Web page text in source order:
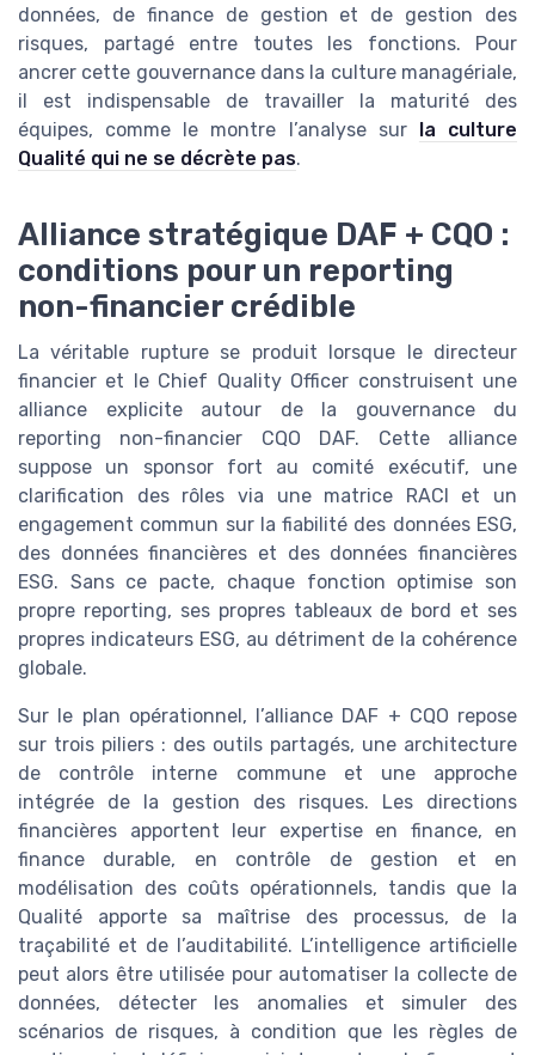
données, de finance de gestion et de gestion des
risques, partagé entre toutes les fonctions. Pour
ancrer cette gouvernance dans la culture managériale,
il est indispensable de travailler la maturité des
équipes, comme le montre l’analyse sur
la culture
Qualité qui ne se décrète pas.
Alliance stratégique DAF + CQO :
conditions pour un reporting
non-financier crédible
La véritable rupture se produit lorsque le directeur
financier et le Chief Quality Officer construisent une
alliance explicite autour de la gouvernance du
reporting non-financier CQO DAF. Cette alliance
suppose un sponsor fort au comité exécutif, une
clarification des rôles via une matrice RACI et un
engagement commun sur la fiabilité des données ESG,
des données financières et des données financières
ESG. Sans ce pacte, chaque fonction optimise son
propre reporting, ses propres tableaux de bord et ses
propres indicateurs ESG, au détriment de la cohérence
globale.
Sur le plan opérationnel, l’alliance DAF + CQO repose
sur trois piliers : des outils partagés, une architecture
de contrôle interne commune et une approche
intégrée de la gestion des risques. Les directions
financières apportent leur expertise en finance, en
finance durable, en contrôle de gestion et en
modélisation des coûts opérationnels, tandis que la
Qualité apporte sa maîtrise des processus, de la
traçabilité et de l’auditabilité. L’intelligence artificielle
peut alors être utilisée pour automatiser la collecte de
données, détecter les anomalies et simuler des
scénarios de risques, à condition que les règles de